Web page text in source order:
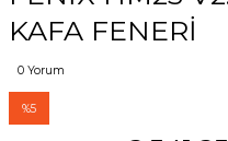
KAFA FENERİ
0 Yorum
%5